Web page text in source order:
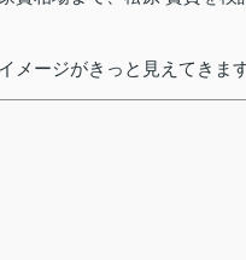
ージがきっと見えてきます